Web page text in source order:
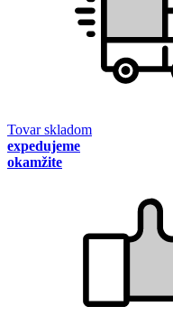
Tovar skladom
expedujeme
okamžite